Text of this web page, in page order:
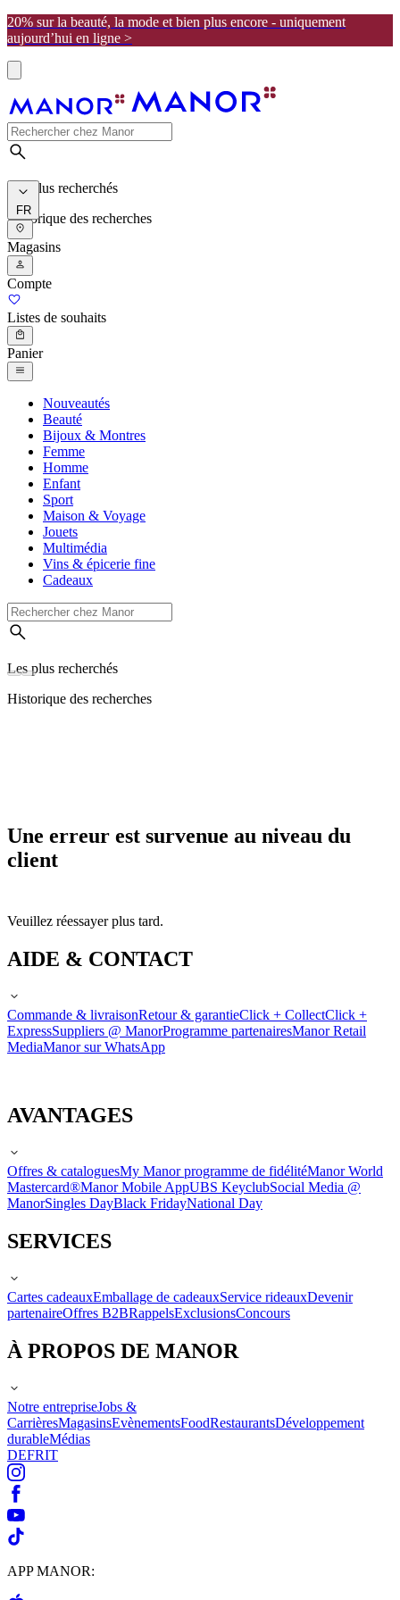
20% sur la beauté, la mode et bien plus encore - uniquement
aujourd’hui en ligne >
Les plus recherchés
Historique des recherches
FR
Magasins
Compte
Listes de souhaits
Panier
Nouveautés
Beauté
Bijoux & Montres
Femme
Homme
Enfant
Sport
Maison & Voyage
Jouets
Multimédia
Vins & épicerie fine
Cadeaux
Les plus recherchés
Historique des recherches
Une erreur est survenue au niveau du
client
Veuillez réessayer plus tard.
AIDE & CONTACT
Commande & livraisonRetour & garantieClick + CollectClick +
ExpressSuppliers @ ManorProgramme partenairesManor Retail
MediaManor sur WhatsApp
AVANTAGES
Offres & cataloguesMy Manor programme de fidélitéManor World
Mastercard®Manor Mobile AppUBS KeyclubSocial Media @
ManorSingles DayBlack FridayNational Day
SERVICES
Cartes cadeauxEmballage de cadeauxService rideauxDevenir
partenaireOffres B2BRappelsExclusionsConcours
À PROPOS DE MANOR
Notre entrepriseJobs &
CarrièresMagasinsEvènementsFoodRestaurantsDéveloppement
durableMédias
DEFRIT
APP MANOR: